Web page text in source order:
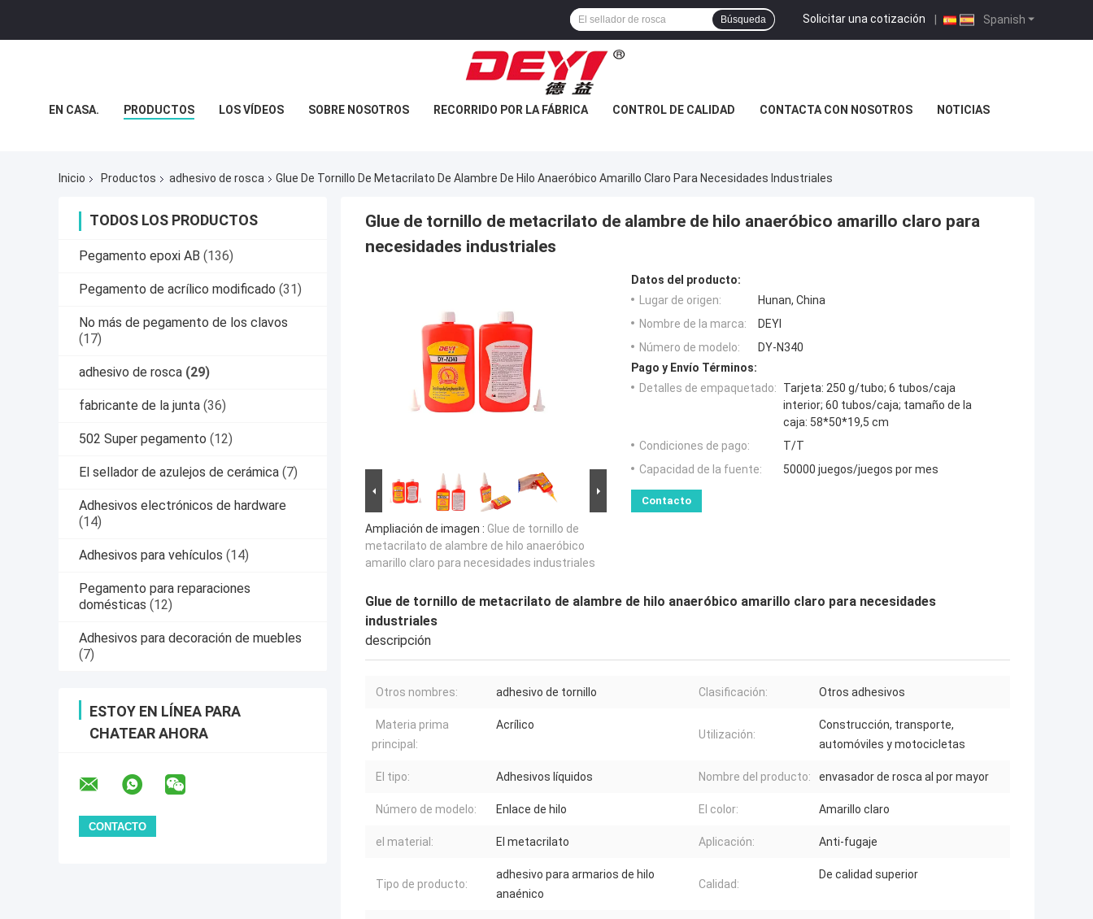
Spanish
Solicitar una cotización |
Búsqueda
EN CASA. PRODUCTOS LOS VÍDEOS SOBRE NOSOTROS RECORRIDO POR LA FÁBRICA CONTROL DE CALIDAD CONTACTA CON NOSOTROS NOTICIAS
Inicio Productos adhesivo de rosca Glue De Tornillo De Metacrilato De Alambre De Hilo Anaeróbico Amarillo Claro Para Necesidades Industriales
TODOS LOS PRODUCTOS
Pegamento epoxi AB (136)
Pegamento de acrílico modificado (31)
No más de pegamento de los clavos
(17)
adhesivo de rosca (29)
fabricante de la junta (36)
502 Super pegamento (12)
El sellador de azulejos de cerámica (7)
Adhesivos electrónicos de hardware
(14)
Adhesivos para vehículos (14)
Pegamento para reparaciones
domésticas (12)
Adhesivos para decoración de muebles
(7)
ESTOY EN LÍNEA PARA
CHATEAR AHORA
Glue de tornillo de metacrilato de alambre de hilo anaeróbico amarillo claro para
necesidades industriales
Ampliación de imagen : Glue de tornillo de
metacrilato de alambre de hilo anaeróbico
amarillo claro para necesidades industriales
Datos del producto:
Lugar de origen:
Hunan, China
Nombre de la marca:
DEYI
Número de modelo:
DY-N340
Pago y Envío Términos:
Detalles de empaquetado:
Tarjeta: 250 g/tubo; 6 tubos/caja
interior; 60 tubos/caja; tamaño de la
caja: 58*50*19,5 cm
Condiciones de pago:
T/T
Capacidad de la fuente:
50000 juegos/juegos por mes
Contacto
Glue de tornillo de metacrilato de alambre de hilo anaeróbico amarillo claro para necesidades
industriales
descripción
Otros nombres: adhesivo de tornillo Clasificación: Otros adhesivos
Materia prima
principal:
Acrílico
Utilización:
Construcción, transporte,
automóviles y motocicletas
El tipo: Adhesivos líquidos Nombre del producto: envasador de rosca al por mayor
Número de modelo: Enlace de hilo El color: Amarillo claro
el material: El metacrilato Aplicación: Anti-fugaje
Tipo de producto:
adhesivo para armarios de hilo
anaénico
Calidad:
De calidad superior